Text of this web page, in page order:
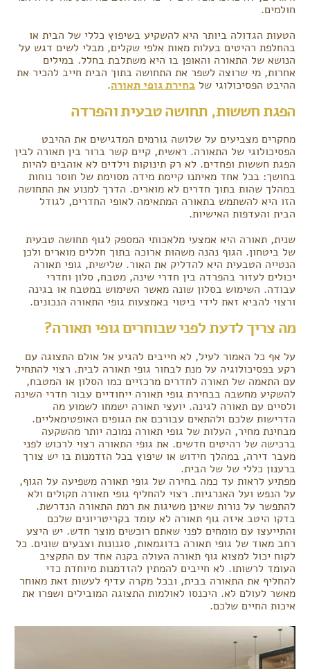
חולמים.
הטעות הגדולה ביותר היא להשקיע בשיפוץ כללי של הבית או
בהחלפת רהיטים בעלות מאות אלפי שקלים, מבלי לשים דגש על
הנושא של התאורה והאופן בו היא משתלבת בחלל. במילים
אחרות, מי שרוצה לשפר את התחושה בתוך הבית חייב להכיר את
ההיבט הפסיכולוגי של בחירת גופי תאורה.
הפגת חששות, תחושה טבעית והפרדה
מחקרים מצביעים על שלושה גורמים המדגישים את ההיבט
הפסיכולוגי של התאורה. ראשית, קיים קשר ברור בין תאורה לבין
הפגת חששות ופחדים. לא רק תינוקות וילדים לא אוהבים להיות
בחושך: בכל אחד מאיתנו קיימת מידה מסוימת של חוסר נוחות
במהלך שהות בתוך חדרים לא מוארים. הדרך למנוע את התחושה
הזו היא להשתמש בתאורה המתאימה לאופי החדרים, לגודל
הבית והעדפות האישיות.
שנית, תאורה היא אמצעי מלאכותי המספק לגוף תחושה טבעית
של ביטחון. הגוף נהנה משהות ארוכה בתוך חללים מוארים ולכן
הנטייה הטבעית היא להדליק את האור. שלישית, גופי תאורה
יכולים לעזור בהפרדה בין חדרי שינה, מטבח, סלון וחדרי
עבודה. השימוש בסלון שונה מאשר השימוש במטבח או בגינה
ורצוי להביא זאת לידי ביטוי באמצעות גופי התאורה הנכונים.
מה צריך לדעת לפני שבוחרים גופי תאורה?
על אף כל האמור לעיל, לא חייבים להגיע אל אולם התצוגה עם
רקע בפסיכולוגיה על מנת לבחור גופי תאורה לבית. רצוי להתחיל
עם התאמה של תאורה לחדרים מרכזיים כמו הסלון או המטבח,
להשקיע מחשבה בבחירת גופי תאורה ייחודיים עבור חדרי השינה
ולסיים עם תאורה לגינה. יועצי תאורה ישמחו לשמוע מה
הדרישות שלכם ולהתאים עבורכם את הגופים האופטימאליים.
מבחינת מחיר, העלות של גופי תאורה נמוכה יותר מהשקעה
ברכישה של רהיטים חדשים. את גופי התאורה רצוי לרכוש לפני
מעבר דירה, במהלך חידוש או שיפוץ בכל הזדמנות בו יש צורך
ברענון כללי של של הבית.
מפתיע לראות עד כמה בחירה של גופי תאורה משפיעה על הגוף,
על הנפש ועל האנרגיות. רצוי להחליף גופי תאורה תקולים ולא
להתפשר על נורות שאינן משיגות את רמת התאורה הנדרשת.
בדקו היטב איזה גוף תאורה לא עומד בקריטריונים שלכם
והתייעצו עם מומחים לפני שאתם רוכשים מוצר חדש. יש היצע
רחב מאוד של גופי תאורה בדוגמאות, סגנונות וצבעים שונים. כל
לקוח יכול למצוא גוף תאורה העולה בקנה אחד עם התקציב
העומד לרשותו. לא חייבים להמתין להזדמנות מיוחדת כדי
להחליף את התאורה בבית, ובכל מקרה עדיף לעשות זאת מאוחר
מאשר לעולם לא. היכנסו לאולמות התצוגה המובילים ושפרו את
איכות החיים שלכם.